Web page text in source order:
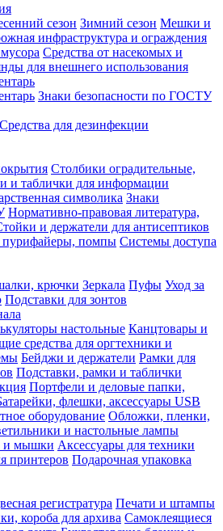
сезон Зимний сезон Мешки и
инфраструктура и ограждения
Средства от насекомых и
для внешнего использования
Знаки безопасности по ГОСТУ
Средства для дезинфекции
Столбики оградительные,
и таблички для информации
символика Знаки
Нормативно-правовая литература,
и держатели для антисептиков
пурифайеры, помпы Системы доступа
крючки Зеркала Пуфы Уход за
Подставки для зонтов
настольные Канцтовары и
средства для оргтехники и
Бейджи и держатели Рамки для
Подставки, рамки и таблички
Портфели и деловые папки,
флешки, аксессуары USB
оборудование Обложки, пленки,
и настольные лампы
и мышки Аксессуары для техники
принтеров Подарочная упаковка
регистратура Печати и штампы
короба для архива Самоклеящиеся